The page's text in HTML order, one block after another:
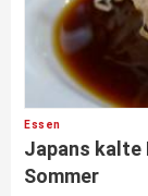
Essen
Japans kalte
Sommer